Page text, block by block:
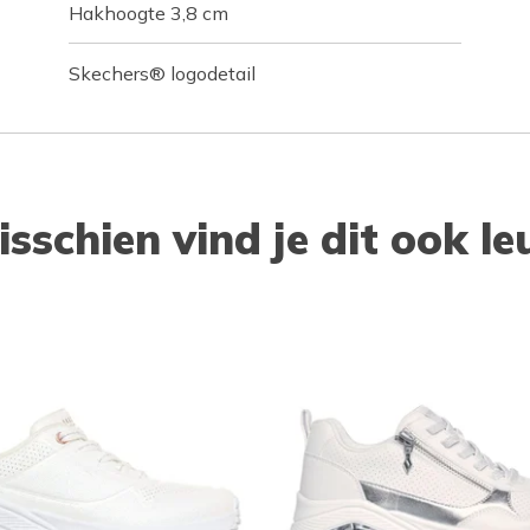
Hakhoogte 3,8 cm
Skechers® logodetail
vind je dit ook